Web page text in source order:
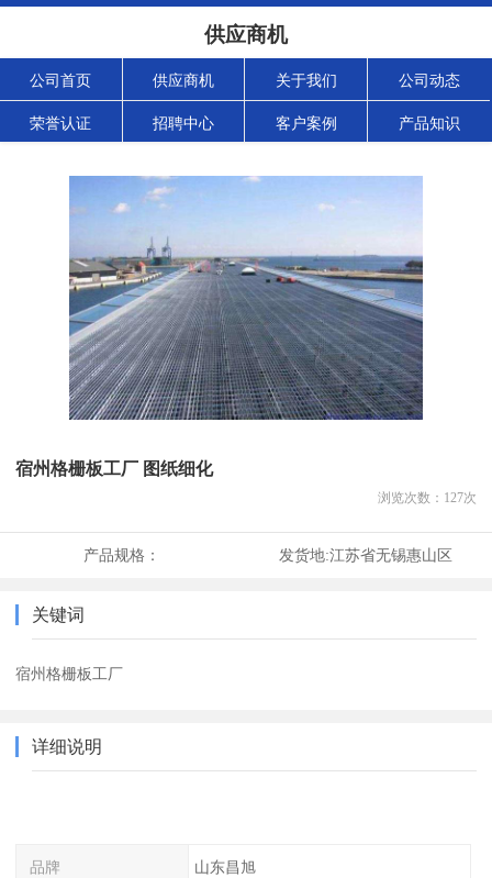
供应商机
公司首页 供应商机 关于我们 公司动态
荣誉认证 招聘中心 客户案例 产品知识
宿州格栅板工厂 图纸细化
浏览次数： 127次
产品规格： 发货地:江苏省无锡惠山区
关键词
宿州格栅板工厂
详细说明
品牌 山东昌旭